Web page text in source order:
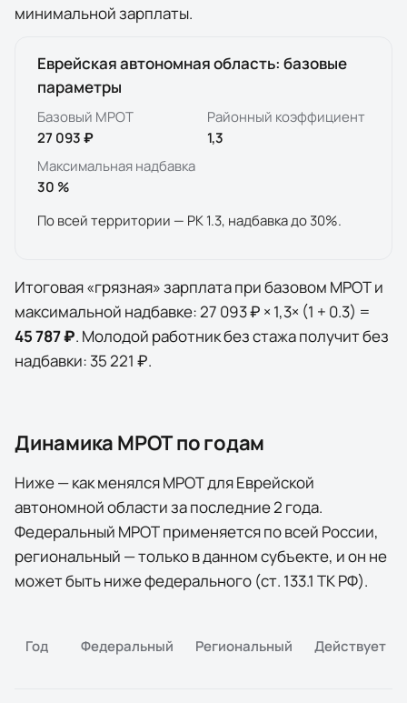
минимальной зарплаты.
Еврейская автономная область: базовые
параметры
Базовый МРОТ
27 093 ₽
Районный коэффициент
1,3
Максимальная надбавка
30 %
По всей территории — РК 1.3, надбавка до 30%.
Итоговая «грязная» зарплата при базовом МРОТ и
максимальной надбавке: 27 093 ₽ × 1,3× (1 + 0.3) =
45 787 ₽. Молодой работник без стажа получит без
надбавки:35 221 ₽.
Динамика МРОТ по годам
Ниже — как менялся МРОТ дляЕврейской
автономной областиза последние2 года.
Федеральный МРОТ применяется по всей России,
региональный — только в данном субъекте, и он не
может быть ниже федерального (ст. 133.1 ТК РФ).
Год Федеральный Региональный Действует